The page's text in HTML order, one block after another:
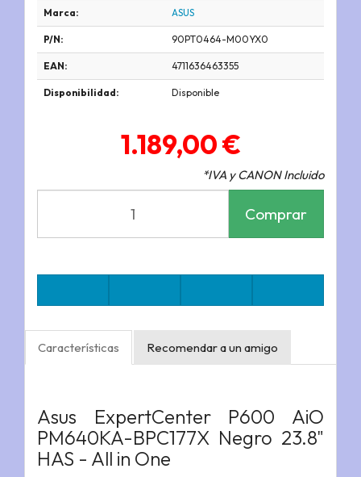
Marca: ASUS
P/N: 90PT0464-M00YX0
EAN: 4711636463355
Disponibilidad: Disponible
1.189,00 €
*IVA y CANON Incluido
Comprar
Características Recomendar a un amigo
Asus ExpertCenter P600 AiO
PM640KA-BPC177X Negro 23.8"
HAS - All in One